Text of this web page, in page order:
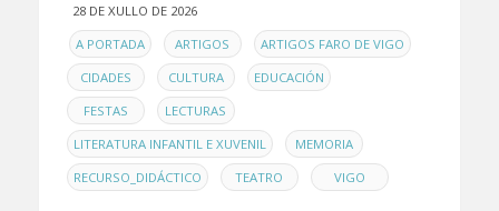
28 DE XULLO DE 2026
ENA PORTADA , ARTIGOS , ARTIGOS FARO DE VIGO ,
CIDADES , CULTURA , EDUCACIÓN ,
FESTAS , LECTURAS ,
LITERATURA INFANTIL E XUVENIL , MEMORIA ,
RECURSO_DIDÁCTICO , TEATRO , VIGO